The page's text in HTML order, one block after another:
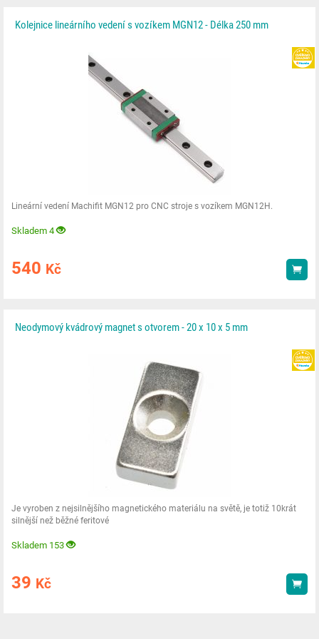
Kolejnice lineárního vedení s vozíkem MGN12 - Délka 250 mm
Lineární vedení Machifit MGN12 pro CNC stroje s vozíkem MGN12H.
Skladem 4
540 Kč
Neodymový kvádrový magnet s otvorem - 20 x 10 x 5 mm
Je vyroben z nejsilnějšího magnetického materiálu na světě, je totiž 10krát
silnější než běžné feritové
Skladem 153
39 Kč